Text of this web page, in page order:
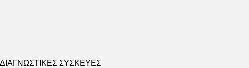
ΔΙΑΓΝΩΣΤΙΚΕΣ ΣΥΣΚΕΥΕΣ